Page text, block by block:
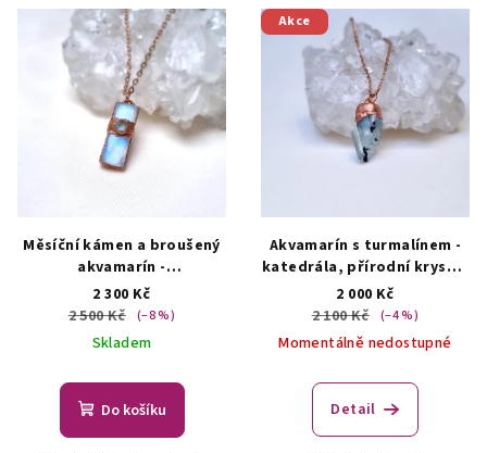
Měsíční kámen a broušený
akvamarín -
přívěsek/náhrdelník
ŠPERKY S PŘÍRODNÍMI
KRYSTALY
2 300 Kč
2 500 Kč (–8 %)
Skladem
Do košíku
Akce
Akvamarín s turmalínem -
katedrála, přírodní krystal
- náhrdelníkŠPERKY S
PŘÍRODNÍMI KRYSTALY
2 000 Kč
2 100 Kč (–4 %)
Momentálně nedostupné
Detail